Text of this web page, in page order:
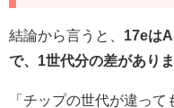
結論から言うと、 17eは
で、1世代分の差がありま
「チップの世代が違って